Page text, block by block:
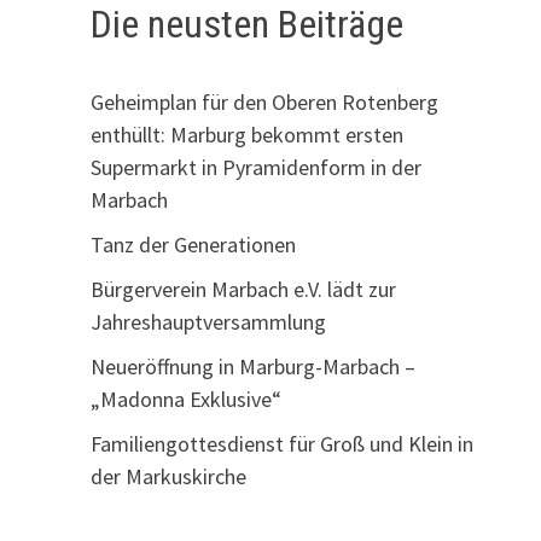
Die neusten Beiträge
Geheimplan für den Oberen Rotenberg
enthüllt: Marburg bekommt ersten
Supermarkt in Pyramidenform in der
Marbach
Tanz der Generationen
Bürgerverein Marbach e.V. lädt zur
Jahreshauptversammlung
Neueröffnung in Marburg-Marbach –
„Madonna Exklusive“
Familiengottesdienst für Groß und Klein in
der Markuskirche